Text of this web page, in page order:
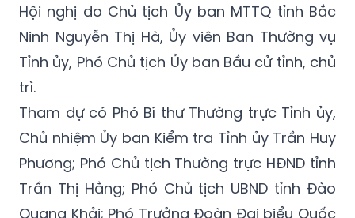
Hội nghị do Chủ tịch Ủy ban MTTQ tỉnh Bắc
Ninh Nguyễn Thị Hà, Ủy viên Ban Thường vụ
Tỉnh ủy, Phó Chủ tịch Ủy ban Bầu cử tỉnh, chủ
trì.
Tham dự có Phó Bí thư Thường trực Tỉnh ủy,
Chủ nhiệm Ủy ban Kiểm tra Tỉnh ủy Trần Huy
Phương; Phó Chủ tịch Thường trực HĐND tỉnh
Trần Thị Hằng; Phó Chủ tịch UBND tỉnh Đào
Quang Khải; Phó Trưởng Đoàn Đại biểu Quốc